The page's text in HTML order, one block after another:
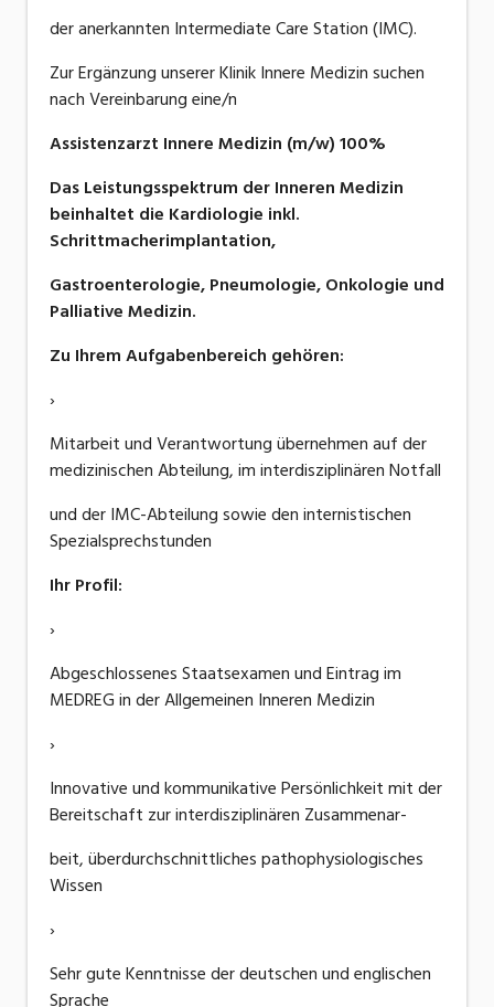
der anerkannten Intermediate Care Station (IMC).
Zur Ergänzung unserer Klinik Innere Medizin suchen
nach Vereinbarung eine/n
Assistenzarzt Innere Medizin (m/w) 100%
Das Leistungsspektrum der Inneren Medizin
beinhaltet die Kardiologie inkl.
Schrittmacherimplantation,
Gastroenterologie, Pneumologie, Onkologie und
Palliative Medizin.
Zu Ihrem Aufgabenbereich gehören:
›
Mitarbeit und Verantwortung übernehmen auf der
medizinischen Abteilung, im interdisziplinären Notfall
und der IMC-Abteilung sowie den internistischen
Spezialsprechstunden
Ihr Profil:
›
Abgeschlossenes Staatsexamen und Eintrag im
MEDREG in der Allgemeinen Inneren Medizin
›
Innovative und kommunikative Persönlichkeit mit der
Bereitschaft zur interdisziplinären Zusammenar-
beit, überdurchschnittliches pathophysiologisches
Wissen
›
Sehr gute Kenntnisse der deutschen und englischen
Sprache